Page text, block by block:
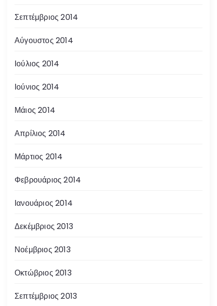
Σεπτέμβριος 2014
Αύγουστος 2014
Ιούλιος 2014
Ιούνιος 2014
Μάιος 2014
Απρίλιος 2014
Μάρτιος 2014
Φεβρουάριος 2014
Ιανουάριος 2014
Δεκέμβριος 2013
Νοέμβριος 2013
Οκτώβριος 2013
Σεπτέμβριος 2013